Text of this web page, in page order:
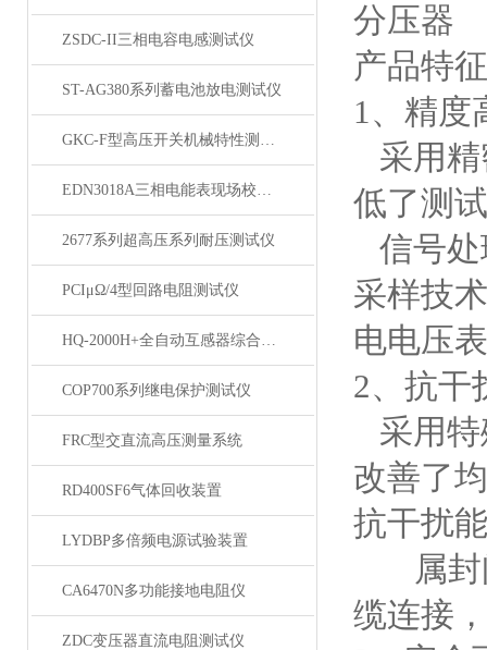
ZSDC-II三相电容电感测试仪
ST-AG380系列蓄电池放电测试仪
GKC-F型高压开关机械特性测试仪
EDN3018A三相电能表现场校验仪
2677系列超高压系列耐压测试仪
PCIμΩ/4型回路电阻测试仪
HQ-2000H+全自动互感器综合测试仪
COP700系列继电保护测试仪
FRC型交直流高压测量系统
RD400SF6气体回收装置
LYDBP多倍频电源试验装置
CA6470N多功能接地电阻仪
ZDC变压器直流电阻测试仪
分压器
产品特征
1、精度
采用精
低了测
信号处
采样技
电电压
2、抗干
采用特
改善了
抗干扰
属封
缆连接